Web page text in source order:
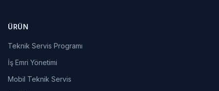
ÜRÜN
Teknik Servis Programı
İş Emri Yönetimi
Mobil Teknik Servis